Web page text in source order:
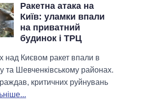
Ракетна атака на
Київ: уламки впали
на приватний
будинок і ТРЦ
над Києвом ракет впали в
та Шевченківському районах.
критичних руйнувань